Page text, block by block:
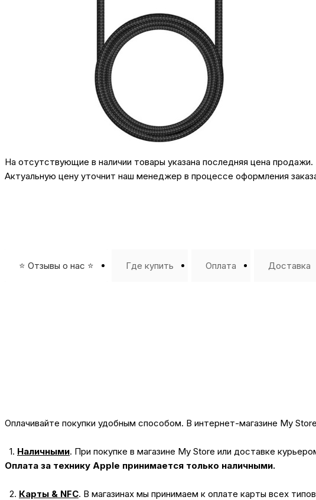
На отсутствующие в наличии товары указана последняя цена продажи.
Актуальную цену уточнит наш менеджер в процессе оформления
⭐️ Отзывы о нас ⭐️ Где купить Оплата Доставка
Оплачивайте покупки удобным способом. В интернет-магазине My
1. Наличными. При покупке в магазине My Store или доставке
Оплата за технику Apple принимается только наличными.
2. Карты & NFC. В магазинах мы принимаем к оплате карты всех